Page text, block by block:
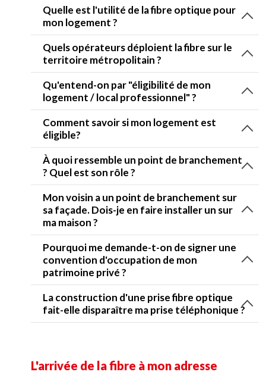
Quelle est l'utilité de la fibre optique pour
mon logement ?
Quels opérateurs déploient la fibre sur le
territoire métropolitain ?
Qu'entend-on par "éligibilité de mon
logement / local professionnel" ?
Comment savoir si mon logement est
éligible?
À quoi ressemble un point de branchement
? Quel est son rôle ?
Mon voisin a un point de branchement sur
sa façade. Dois-je en faire installer un sur
ma maison ?
Pourquoi me demande-t-on de signer une
convention d'occupation de mon
patrimoine privé ?
La construction d'une prise fibre optique
fait-elle disparaître ma prise téléphonique ?
L'arrivée de la fibre à mon adresse